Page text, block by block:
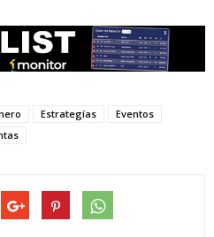
Estrategías
Eventos